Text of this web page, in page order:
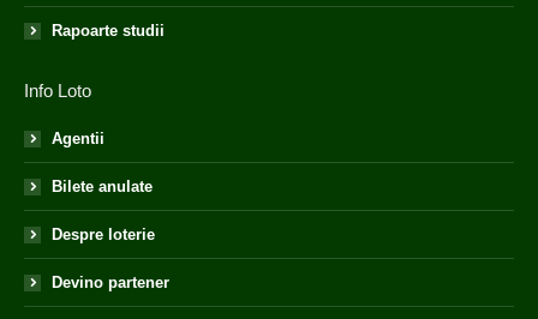
Rapoarte studii
Info Loto
Agentii
Bilete anulate
Despre loterie
Devino partener